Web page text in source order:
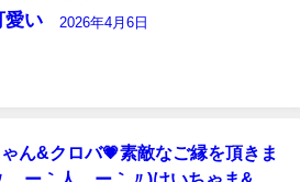
愛い
2026年4月6日
ん&クロバ💗素敵なご縁を頂きま